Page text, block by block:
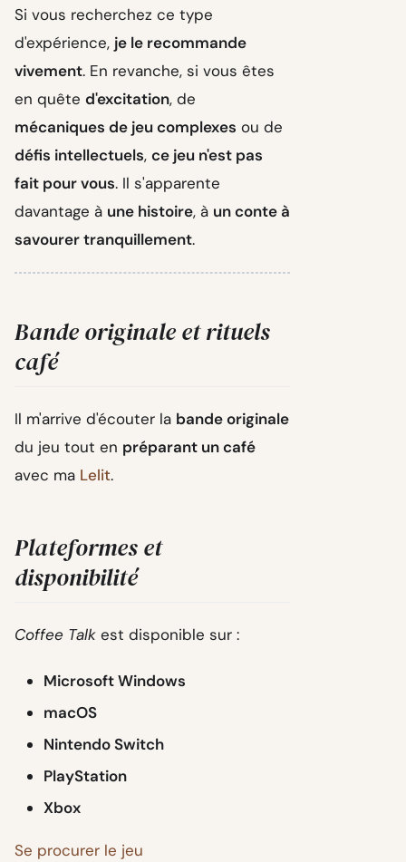
Si vous recherchez ce type
d'expérience, je le recommande
vivement. En revanche, si vous êtes
en quête d'excitation, de
mécaniques de jeu complexes ou de
défis intellectuels, ce jeu n'est pas
fait pour vous. Il s'apparente
davantage à une histoire, à un conte à
savourer tranquillement.
Bande originale et rituels
café
Il m'arrive d'écouter la bande originale
du jeu tout en préparant un café
avec ma Lelit.
Plateformes et
disponibilité
Coffee Talk est disponible sur :
Microsoft Windows
macOS
Nintendo Switch
PlayStation
Xbox
Se procurer le jeu